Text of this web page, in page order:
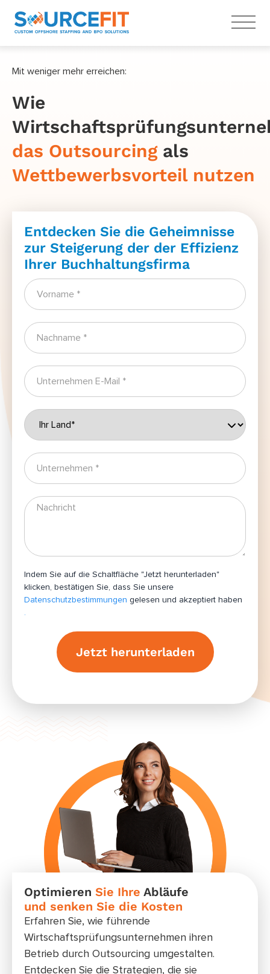
Mit weniger mehr erreichen:
Wie
das Outsourcingals
Wettbewerbsvorteil nutzen
Entdecken Sie die Geheimnisse
zur Steigerung der der Effizienz
Ihrer Buchhaltungsfirma
Vorname
Nachname
Unternehmen E-Mail
Land
Unternehmen
Nachricht
Indem Sie auf die Schaltfläche "Jetzt herunterladen"
klicken, bestätigen Sie, dass Sie unsere
Datenschutzbestimmungen gelesen und akzeptiert haben
.
Optimieren Sie Ihre Abläufe
und senken Sie die Kosten
Erfahren Sie, wie führende
Wirtschaftsprüfungsunternehmen ihren
Betrieb durch Outsourcing umgestalten.
Entdecken Sie die Strategien, die sie